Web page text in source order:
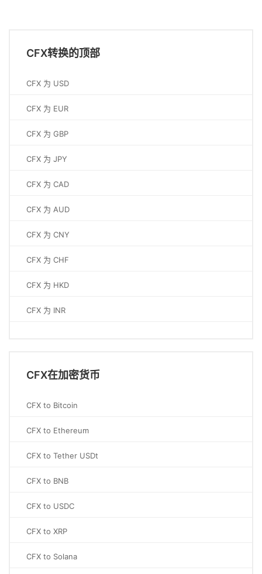
CFX转换的顶部
CFX 为 USD
CFX 为 EUR
CFX 为 GBP
CFX 为 JPY
CFX 为 CAD
CFX 为 AUD
CFX 为 CNY
CFX 为 CHF
CFX 为 HKD
CFX 为 INR
CFX在加密货币
CFX to Bitcoin
CFX to Ethereum
CFX to Tether USDt
CFX to BNB
CFX to USDC
CFX to XRP
CFX to Solana